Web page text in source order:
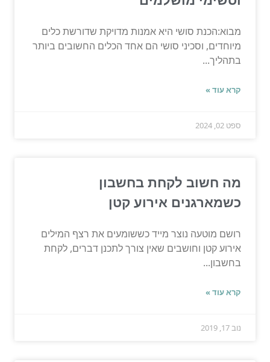
מבוא:הכנת סושי היא אמנות מדויקת שדורשת כלים
מיוחדים, וסכיני סושי הם אחד הכלים החשובים ביותר
בתהליך...
קרא עוד »
ספט 02, 2024
מה חשוב לקחת בחשבון
כשמארגנים אירוע קטן
רושם מוטעה נוצר מייד כששומעים את רצף המילים
אירוע קטן וחושבים שאין צורך לתכנן דברים, לקחת
בחשבון...
קרא עוד »
נוב 17, 2019